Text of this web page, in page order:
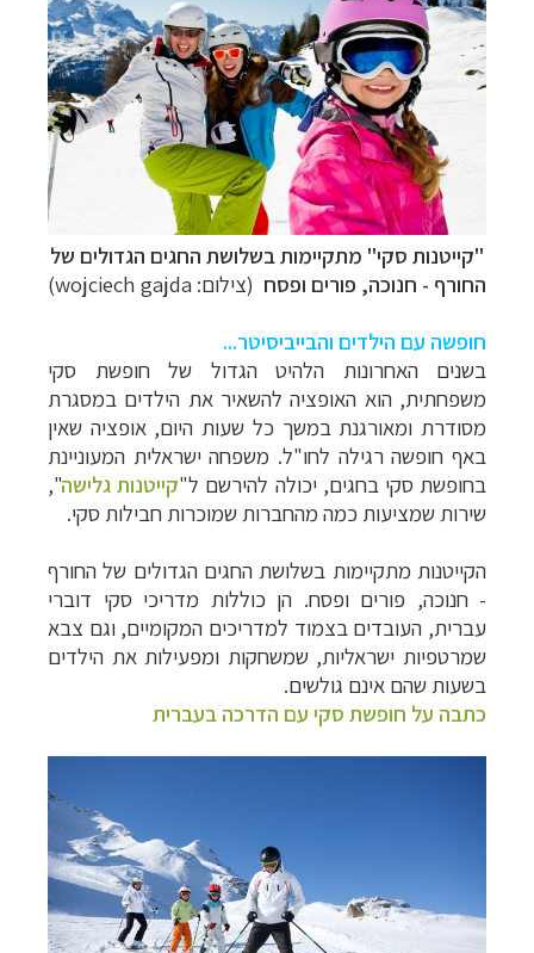
"קייטנות סקי" מתקיימות בשלושת החגים הגדולים של
החורף - חנוכה, פורים ופסח (צילום: wojciech gajda)
חופשה עם הילדים והבייביסיטר...
בשנים האחרונות הלהיט הגדול של חופשת סקי
משפחתית, הוא האופציה להשאיר את הילדים במסגרת
מסודרת ומאורגנת במשך כל שעות היום, אופציה שאין
באף חופשה רגילה לחו"ל. משפחה ישראלית המעוניינת
בחופשת סקיבחגים, יכולה להירשם ל"קייטנות גלישה"
,
שירות שמציעות כמה מהחברות שמוכרות חבילות סקי.
הקייטנות מתקיימות בשלושת החגים הגדולים של החורף
- חנוכה, פורים ופסח. הן כוללות מדריכי סקי דוברי
עברית, העובדים בצמוד למדריכים המקומיים, וגם צבא
שמרטפיות ישראליות, שמשחקות ומפעילות את הילדים
בשעות שהם אינם גולשים.
כתבה על חופשת סקי עם הדרכה בעברית